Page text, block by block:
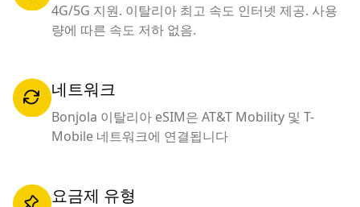
4G/5G 지원. 이탈리아 최고 속도 인터넷 제공. 사용
량에 따른 속도 저하 없음.
네트워크
Bonjola 이탈리아 eSIM은 AT&T Mobility 및 T-
Mobile 네트워크에 연결됩니다
요금제 유형